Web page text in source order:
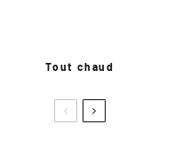
Tout chaud